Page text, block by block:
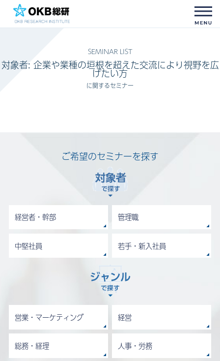
対象者: 企業や業種の垣根を超えた交流により視野を広
げたい方
に関するセミナー
ご希望のセミナーを探す
経営者・幹部 管理職
中堅社員 若手・新入社員
営業・マーケティング 経営
総務・経理 人事・労務